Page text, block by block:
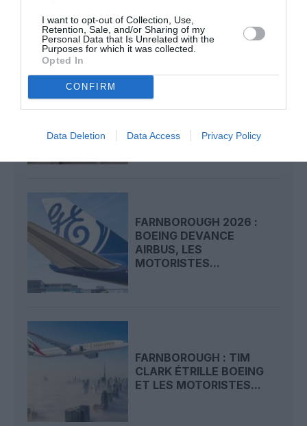
I want to opt-out of Collection, Use,
Retention, Sale, and/or Sharing of my
Personal Data that Is Unrelated with the
Purposes for which it was collected.
Opted In
CONFIRM
Data Deletion Data Access Privacy Policy
LIRE AUSSI
CARNET DE VOYAGE : LA
CLASSE ECONOMIE
PREMIUM D’EMIRATES...
FARNBOROUGH 2026 :
BOEING DEVANCE
AIRBUS, LES
MOTORISTES...
FARNBOROUGH : TIM
CLARK ÉTRILLE BOEING
ET LES MOTORISTES...